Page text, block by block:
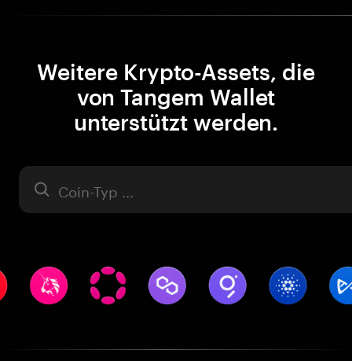
Weitere Krypto-Assets, die
von Tangem Wallet
unterstützt werden.
Asset